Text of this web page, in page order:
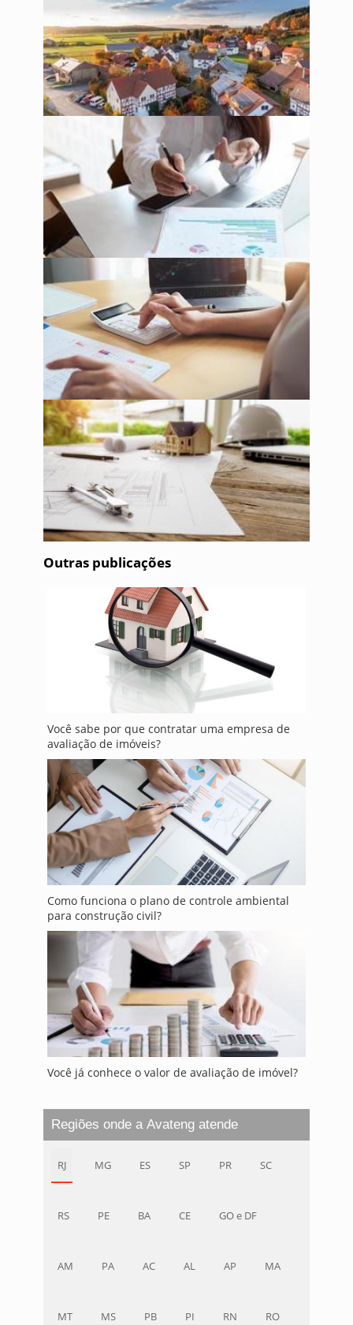
Outras publicações
Você sabe por que contratar uma empresa de
avaliação de imóveis?
Como funciona o plano de controle ambiental
para construção civil?
Você já conhece o valor de avaliação de imóvel?
Regiões onde a Avateng atende
RJ MG ES SP PR SC
RS PE BA CE GO e DF
AM PA AC AL AP MA
MT MS PB PI RN RO